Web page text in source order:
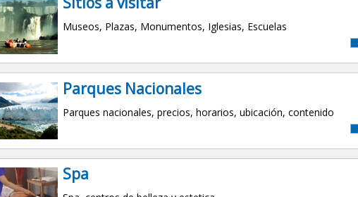
Museos, Plazas, Monumentos, Iglesias, Escuelas
Parques Nacionales
Parques nacionales, precios, horarios, ubicación, contenido
Spa